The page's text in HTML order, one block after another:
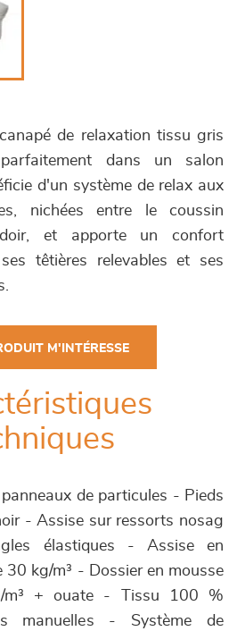
de relaxation tissu gris
dans un salon
d'un système de relax aux
nichées entre le coussin
et apporte un confort
têtières relevables et ses
M'INTÉRESSE
de particules - Pieds
- Assise sur ressorts nosag
élastiques - Assise en
30 kg/m³ - Dossier en mousse
m³ + ouate - Tissu 100 %
manuelles - Système de